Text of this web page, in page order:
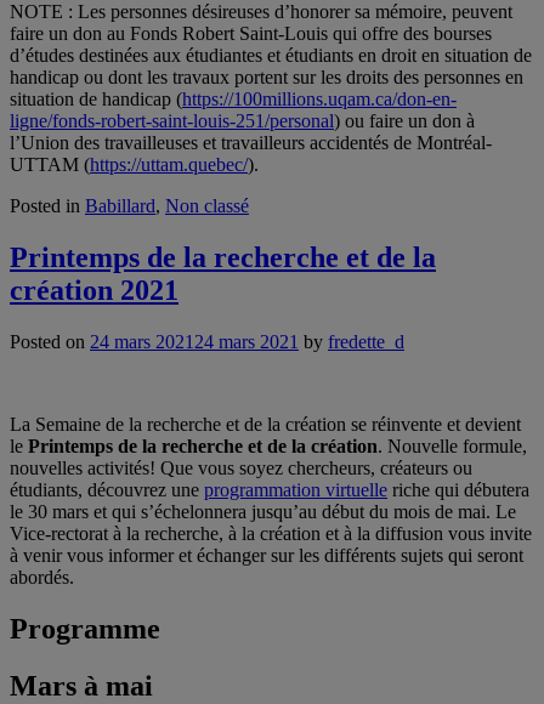
NOTE : Les personnes désireuses d’honorer sa mémoire, peuvent
faire un don au Fonds Robert Saint-Louis qui offre des bourses
d’études destinées aux étudiantes et étudiants en droit en situation de
handicap ou dont les travaux portent sur les droits des personnes en
situation de handicap (https://100millions.uqam.ca/don-en-
ligne/fonds-robert-saint-louis-251/personal) ou faire un don à
l’Union des travailleuses et travailleurs accidentés de Montréal-
UTTAM (https://uttam.quebec/).
Posted in Babillard, Non classé
Printemps de la recherche et de la
création 2021
Posted on 24 mars 2021 24 mars 2021 by fredette_d
La Semaine de la recherche et de la création se réinvente et devient
le Printemps de la recherche et de la création. Nouvelle formule,
nouvelles activités! Que vous soyez chercheurs, créateurs ou
étudiants, découvrez une programmation virtuelle riche qui débutera
le 30 mars et qui s’échelonnera jusqu’au début du mois de mai. Le
Vice-rectorat à la recherche, à la création et à la diffusion vous invite
à venir vous informer et échanger sur les différents sujets qui seront
abordés.
Programme
Mars à mai